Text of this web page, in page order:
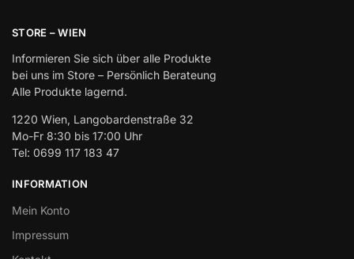
STORE – WIEN
Informieren Sie sich über alle Produkte
bei uns im Store – Persönlich Berateung
Alle Produkte lagernd.
1220 Wien, Langobardenstraße 32
Mo-Fr 8:30 bis 17:00 Uhr
Tel: 0699 117 183 47
INFORMATION
Mein Konto
Impressum